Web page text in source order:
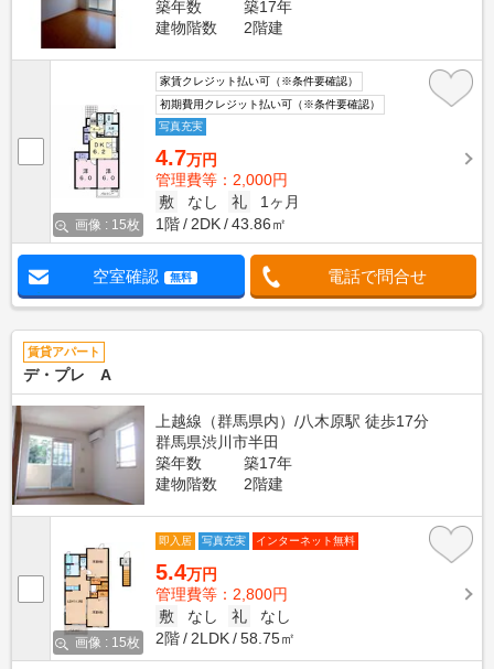
築年数
築17年
建物階数
2階建
画像 : 15枚
家賃クレジット払い可（※条件要確認）
初期費用クレジット払い可（※条件要確認）
写真充実
4.7万円
管理費等：2,000円
敷
なし 礼
1ヶ月
1階
2DK 43.86㎡
空室確認 無料 電話で問合せ
賃貸アパート
デ・プレ A
上越線（群馬県内）/八木原駅 徒歩17分
群馬県渋川市半田
築年数
築17年
建物階数
2階建
画像 : 15枚
即入居 写真充実 インターネット無料
5.4万円
管理費等：2,800円
敷
なし 礼
なし
2階
2LDK 58.75㎡